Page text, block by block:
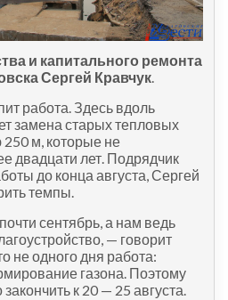
и капитального ремонта
Сергей Кравчук.
работа. Здесь вдоль
замена старых тепловых
м, которые не
двадцати лет. Подрядчик
до конца августа, Сергей
темпы.
сентябрь, а нам ведь
— говорит
не одного дня работа:
газона. Поэтому
к 20 — 25 августа.